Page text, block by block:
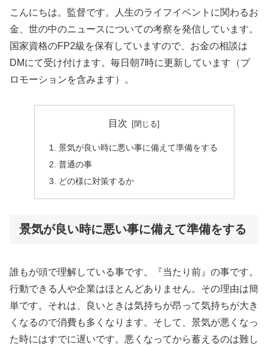
こんにちは。監督です。人生のライフイベントに関わるお
金、世の中のニュースについての考察を発信しています。
国家資格のFP2級を保有していますので、お金の相談は
DMにて受け付けます。毎日朝7時に更新しています（プ
ロモーションを含みます）。
目次
景気が良い時に悪い事に備えて準備をする
普通の事
どの様に対策するか
景気が良い時に悪い事に備えて準備をする
誰もが頭で理解している事です。『当たり前』の事です。
行動できる人や企業はほとんどありません。その理由は簡
単です。それは、良いときは気持ちが昂って気持ちが大き
くなるので消費も多くなります。そして、景気が悪くなっ
た時にはすでに遅いです。悪くなってから蓄えるのは難し